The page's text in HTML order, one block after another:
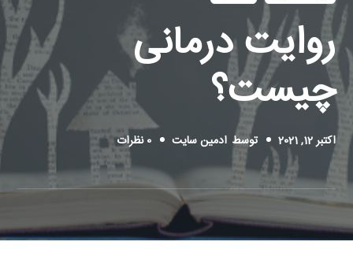
روایت درمانی
چیست؟
اکتبر 12, 2021 توسط ادمین سایت 0 نظرات